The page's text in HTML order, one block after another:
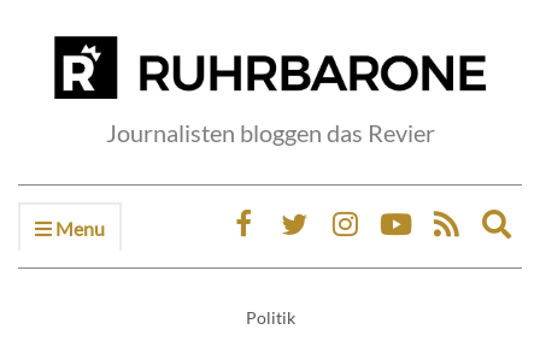
Journalisten bloggen das Revier
Menu
Politik